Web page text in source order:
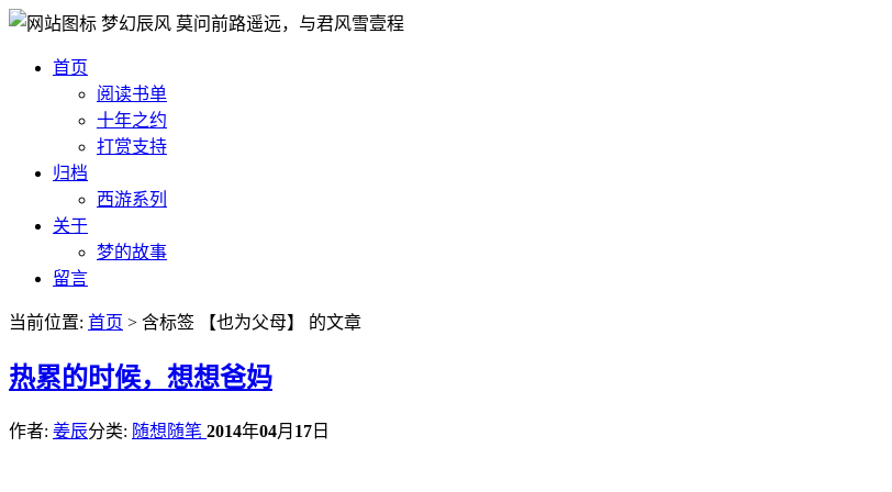
梦幻辰风 莫问前路遥远，与君风雪壹程
首页
阅读书单
十年之约
打赏支持
归档
西游系列
关于
梦的故事
留言
当前位置: 首页 > 含标签 【也为父母】 的文章
热累的时候，想想爸妈
作者: 姜辰分类: 随想随笔 2014年04月 17 日